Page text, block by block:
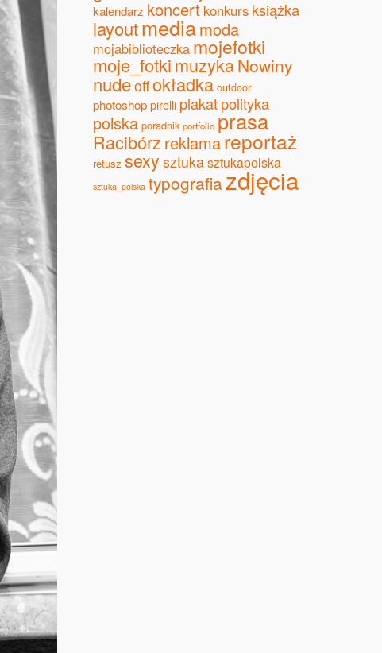
kalendarz koncert konkurs książka
layoutmediamoda
mojabiblioteczka mojefotki
moje_fotkimuzykaNowiny
nudeoffokładka outdoor
photoshop pirelli plakat polityka
polska poradnik portfolio prasa
Racibórz reklamareportaż
retusz sexy sztukasztukapolska
sztuka_polska typografia zdjęcia